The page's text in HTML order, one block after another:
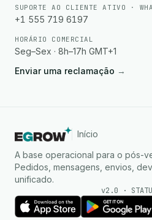
SUPORTE AO CLIENTE ATIVO ·
+1 555 719 6197
HORÁRIO COMERCIAL
Seg–Sex · 8h–17h GMT+1
Enviar uma reclamação →
Início
A base operacional para o pós-
Pedidos, mensagens, envios,
unificado.
v2.0 ·